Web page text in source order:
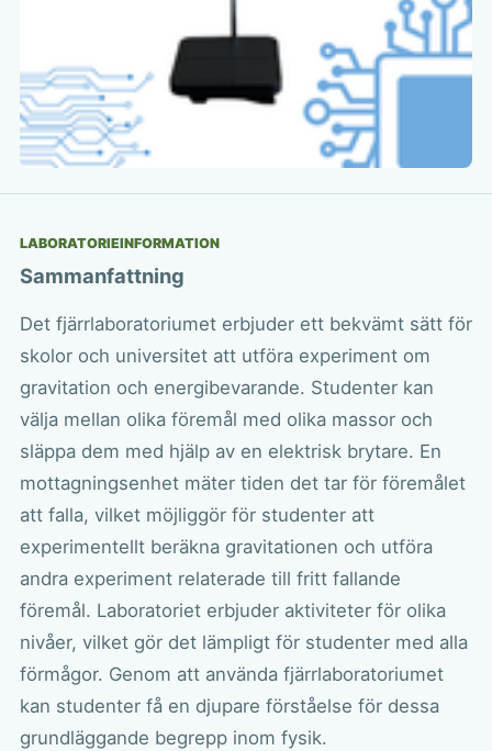
LABORATORIEINFORMATION
Sammanfattning
Det fjärrlaboratoriumet erbjuder ett bekvämt sätt för
skolor och universitet att utföra experiment om
gravitation och energibevarande. Studenter kan
välja mellan olika föremål med olika massor och
släppa dem med hjälp av en elektrisk brytare. En
mottagningsenhet mäter tiden det tar för föremålet
att falla, vilket möjliggör för studenter att
experimentellt beräkna gravitationen och utföra
andra experiment relaterade till fritt fallande
föremål. Laboratoriet erbjuder aktiviteter för olika
nivåer, vilket gör det lämpligt för studenter med alla
förmågor. Genom att använda fjärrlaboratoriumet
kan studenter få en djupare förståelse för dessa
grundläggande begrepp inom fysik.